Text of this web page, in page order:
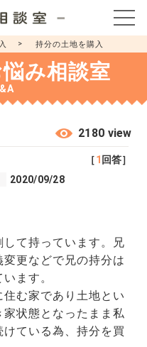
持分の土地を購入
み相談室
2020/09/28
［1 回答］
2180 view
て持っています。兄
更などで兄の持分は
ます。
む家であり土地とい
状態となったまま私
ている為、持分を買